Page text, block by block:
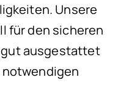
Unsere
für den sicheren
ausgestattet